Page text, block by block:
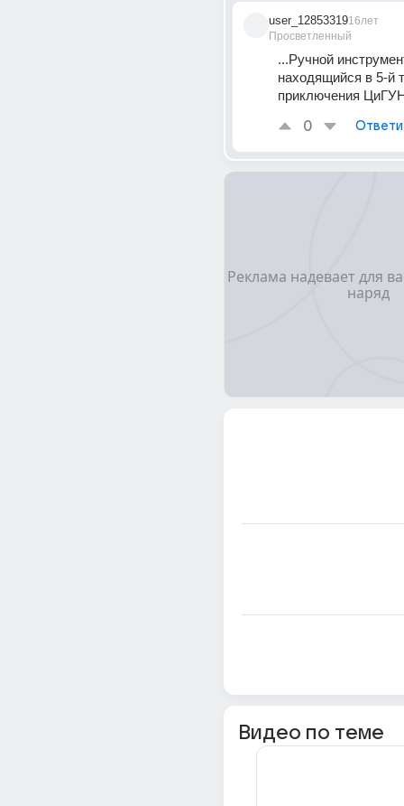
user_12853319
Просветленный
16лет
...Ручной
находящийся в 5-й
приключения
0
Видео по теме